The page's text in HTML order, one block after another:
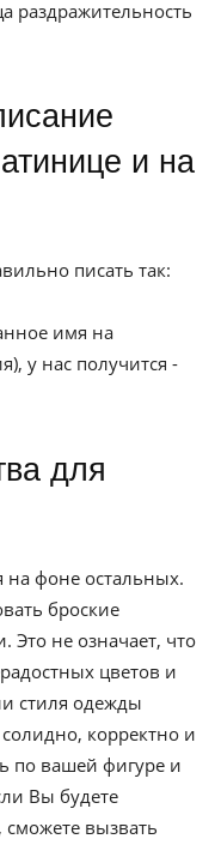
раздражительность
и на
писать так:
имя на
у нас получится -
на фоне остальных.
броские
не означает, что
цветов и
стиля одежды
корректно и
по вашей фигуре и
Вы будете
вызвать